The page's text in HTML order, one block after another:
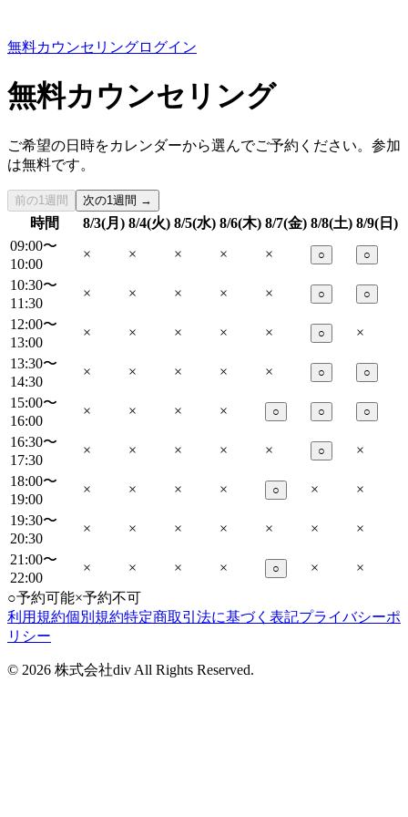
無料カウンセリングログイン
無料カウンセリング
ご希望の日時をカレンダーから選んでご予約ください。参加
は無料です。
前の1週間 次の1週間 →
時間 8/3(月) 8/4(火) 8/5(水) 8/6(木) 8/7(金) 8/8(土) 8/9(日)
09:00〜
10:00
× × × × × ○ ○
10:30〜
11:30
× × × × × ○ ○
12:00〜
13:00
× × × × × ○
×
13:30〜
14:30
× × × × × ○ ○
15:00〜
16:00
× × × × ○ ○ ○
16:30〜
17:30
× × × × × ○
×
18:00〜
19:00
× × × × ○ ×
×
19:30〜
20:30
× × × × × ×
×
21:00〜
22:00
× × × × ○ ×
×
○予約可能×予約不可
利用規約個別規約特定商取引法に基づく表記プライバシーポ
リシー
© 2026 株式会社div All Rights Reserved.